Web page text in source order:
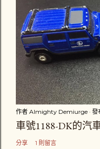
作者 Almighty Demiurge 發
車號1188-DK的汽
分享 1 則留言